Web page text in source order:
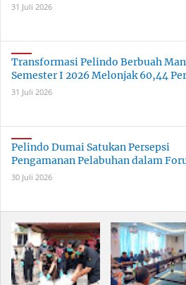
31 Juli 2026
Transformasi Pelindo Berbuah
Semester I 2026 Melonjak 60,44
31 Juli 2026
Pelindo Dumai Satukan Persepsi
Pengamanan Pelabuhan dalam
30 Juli 2026